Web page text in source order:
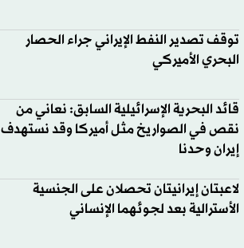
توقف تصدير النفط الإيراني جراء الحصار
البحري الأميركي
قائد البحرية الإسرائيلية السابق: نعاني من
نقص في الصواريخ مثل أميركا وقد نستهدف
إيران وحدنا
لاعبتان إيرانيتان تحصلان على الجنسية
الأسترالية بعد لجوئهما الإنساني